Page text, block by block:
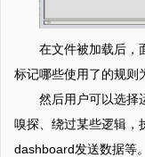
在文件被加载后，
标记哪些使用了的规则
然后用户可以选择
嗅探、绕过某些逻辑，
dashboard发送数据等。